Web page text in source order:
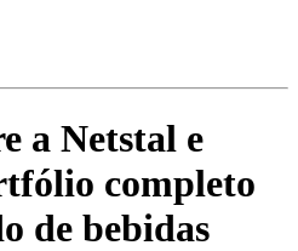
a Netstal e
completo
de bebidas